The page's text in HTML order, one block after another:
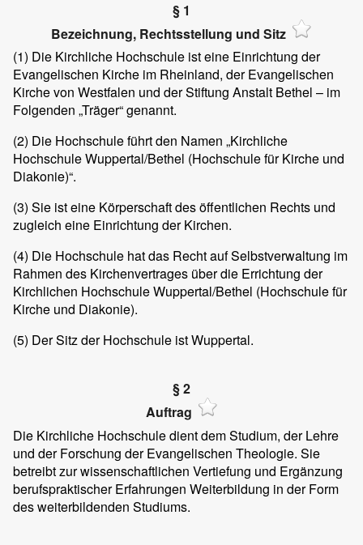
§ 1
Bezeichnung, Rechtsstellung und Sitz
(1) Die Kirchliche Hochschule ist eine Einrichtung der
Evangelischen Kirche im Rheinland, der Evangelischen
Kirche von Westfalen und der Stiftung Anstalt Bethel – im
Folgenden „Träger“ genannt.
(2) Die Hochschule führt den Namen „Kirchliche
Hochschule Wuppertal/Bethel (Hochschule für Kirche und
Diakonie)“.
(3) Sie ist eine Körperschaft des öffentlichen Rechts und
zugleich eine Einrichtung der Kirchen.
(4) Die Hochschule hat das Recht auf Selbstverwaltung im
Rahmen des Kirchenvertrages über die Errichtung der
Kirchlichen Hochschule Wuppertal/Bethel (Hochschule für
Kirche und Diakonie).
(5) Der Sitz der Hochschule ist Wuppertal.
§ 2
Auftrag
Die Kirchliche Hochschule dient dem Studium, der Lehre
und der Forschung der Evangelischen Theologie. Sie
betreibt zur wissenschaftlichen Vertiefung und Ergänzung
berufspraktischer Erfahrungen Weiterbildung in der Form
des weiterbildenden Studiums.